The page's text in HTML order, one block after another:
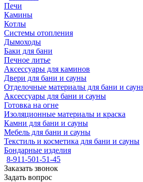
Печи
Камины
Котлы
Системы отопления
Дымоходы
Баки для бани
Печное литье
Аксессуары для каминов
Двери для бани и сауны
Отделочные материалы для бани и
Аксессуары для бани и сауны
Готовка на огне
Изоляционные материалы и краска
Камни для бани и сауны
Мебель для бани и сауны
Текстиль и косметика для бани и сауны
Бондарные изделия
8-911-501-51-45
Заказать звонок
Задать вопрос